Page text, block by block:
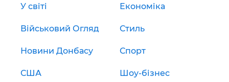
У світі Економіка
Військовий Огляд Стиль
Новини Донбасу Спорт
США Шоу-бізнес